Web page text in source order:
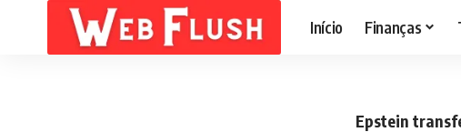
Início Finanças
Epstein